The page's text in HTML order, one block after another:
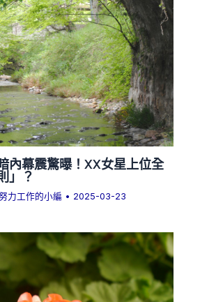
內幕震驚曝！XX女星上位全
」？
力工作的小編 • 2025-03-23